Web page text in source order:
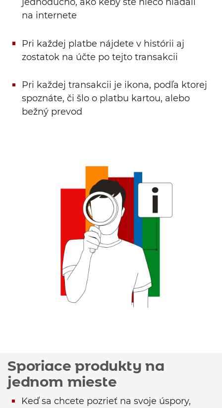
na internete
Pri každej platbe nájdete v histórii aj
zostatok na účte po tejto transakcii
Pri každej transakcii je ikona, podľa ktorej
spoznáte, či šlo o platbu kartou, alebo
bežný prevod
Sporiace produkty na
jednom mieste
Keď sa chcete pozrieť na svoje úspory,